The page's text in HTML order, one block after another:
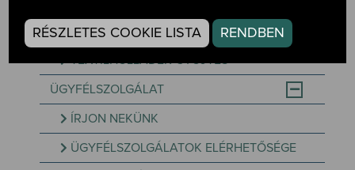
RÉSZLETES COOKIE LISTA RENDBEN
FENYŐGYŰJTÉS
ÜGYFÉLSZOLGÁLAT
ÍRJON NEKÜNK
ÜGYFÉLSZOLGÁLATOK ELÉRHETŐSÉGE